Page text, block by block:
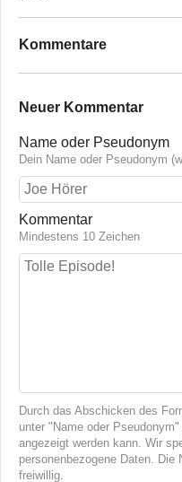
Kommentare
Neuer Kommentar
Name oder Pseudonym
Dein Name oder Pseudonym
Kommentar
Mindestens 10 Zeichen
Durch das Abschicken des
unter "Name oder
angezeigt werden kann. Wir
personenbezogene Daten.
freiwillig.